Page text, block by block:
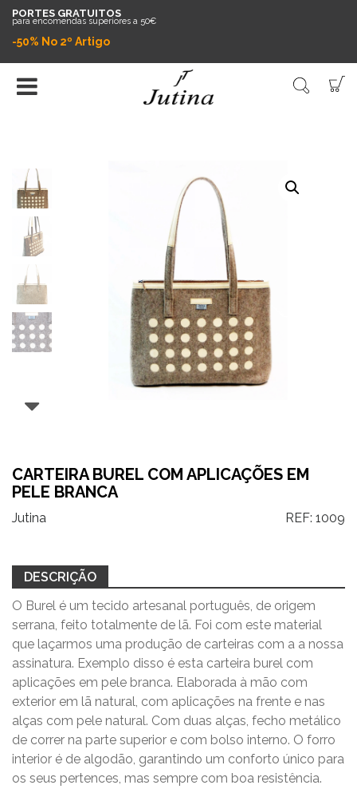
PORTES GRATUITOS
para encomendas superiores a 50€
-50% No 2º Artigo
CARTEIRA BUREL COM APLICAÇÕES EM
PELE BRANCA
Jutina REF: 1009
DESCRIÇÃO
O Burel é um tecido artesanal português, de origem
serrana, feito totalmente de lã. Foi com este material
que laçarmos uma produção de carteiras com a a nossa
assinatura. Exemplo disso é esta carteira burel com
aplicações em pele branca. Elaborada à mão com
exterior em lã natural, com aplicações na frente e nas
alças com pele natural. Com duas alças, fecho metálico
de correr na parte superior e com bolso interno. O forro
interior é de algodão, garantindo um conforto único para
os seus pertences, mas sempre com boa resistência.